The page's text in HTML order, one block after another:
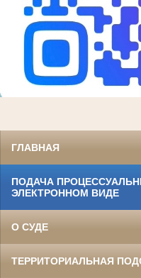
ГЛАВНАЯ
ПОДАЧА
ЭЛЕКТРОННОМ ВИДЕ
О СУДЕ
ТЕРРИТОРИАЛЬНАЯ